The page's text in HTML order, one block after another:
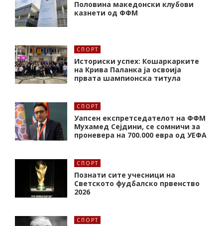
Половина македонски клубови
казнети од ФФМ
СПОРТ
Историски успех: Кошаркарките
на Крива Паланка ја освоија
првата шампионска титула
СПОРТ
Уапсен експретседателот на ФФМ
Мухамед Сејдини, се сомничи за
проневера на 700.000 евра од УЕФА
СПОРТ
Познати сите учесници на
Светското фудбалско првенство
2026
СПОРТ